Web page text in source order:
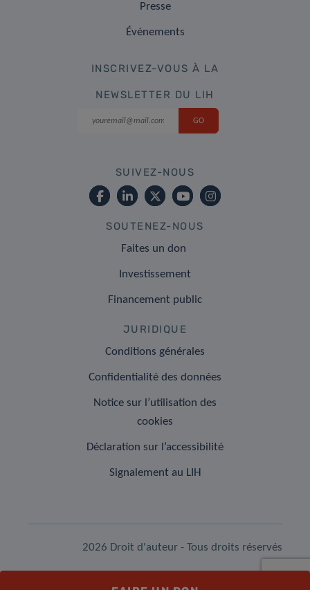
Presse
Événements
INSCRIVEZ-VOUS À LA
NEWSLETTER DU LIH
SUIVEZ-NOUS
SOUTENEZ-NOUS
Faites un don
Investissement
Financement public
JURIDIQUE
Conditions générales
Confidentialité des données
Notice sur l’utilisation des
cookies
Déclaration sur l’accessibilité
Signalement au LIH
2026 Droit d'auteur - Tous droits réservés